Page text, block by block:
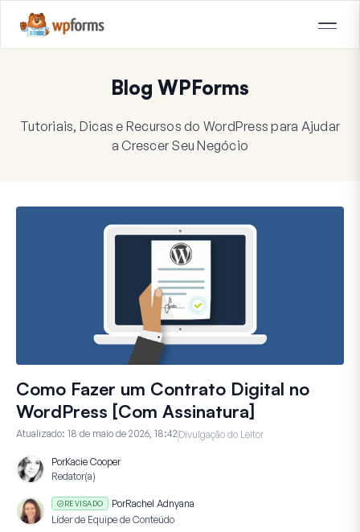
Blog WPForms
Tutoriais, Dicas e Recursos do WordPress para Ajudar
a Crescer Seu Negócio
Como Fazer um Contrato Digital no
WordPress [Com Assinatura]
Atualizado: 18 de maio de 2026, 18:42 Divulgação do Leitor
PorKacie Cooper
Redator(a)
REVISADO PorRachel Adnyana
Líder de Equipe de Conteúdo